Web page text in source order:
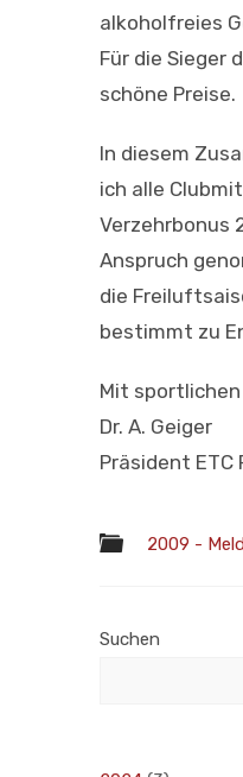
alkoholfreies
Für die Sieger
schöne Preise.
In diesem
ich alle
Verzehrbonus
Anspruch
die
bestimmt zu
Mit sportlichen
Dr. A. Geiger
Präsident ETC
2009 -
Suchen